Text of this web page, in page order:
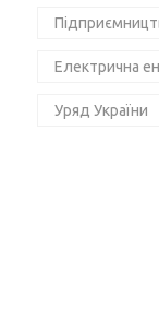
Електрична
Уряд України